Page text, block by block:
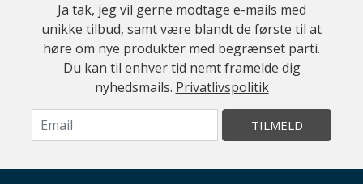
Ja tak, jeg vil gerne modtage e-mails med
unikke tilbud, samt være blandt de første til at
høre om nye produkter med begrænset parti.
Du kan til enhver tid nemt framelde dig
nyhedsmails. Privatlivspolitik
TILMELD